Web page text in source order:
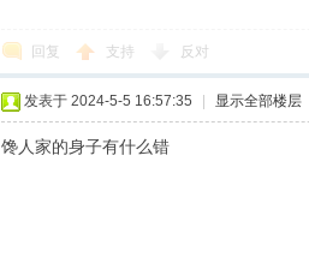
回复 支持 反对
发表于 2024-5-5 16:57:35 显示全部楼层
馋人家的身子有什么错